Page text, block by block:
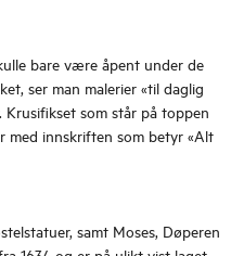
bare være åpent under de
ser man malerier «til daglig
Krusifikset som står på toppen
med innskriften som betyr «Alt
samt Moses, Døperen